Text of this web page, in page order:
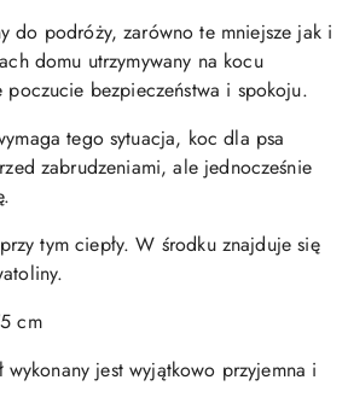
do podróży, zarówno te mniejsze jak i
domu utrzymywany na kocu
poczucie bezpieczeństwa i spokoju.
tego sytuacja, koc dla psa
zabrudzeniami, ale jednocześnie
tym ciepły. W środku znajduje się
cm
wykonany jest wyjątkowo przyjemna i